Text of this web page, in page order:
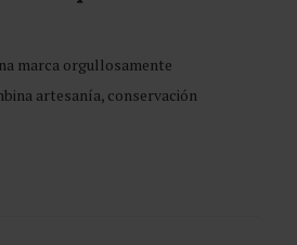
marca orgullosamente
artesanía, conservación